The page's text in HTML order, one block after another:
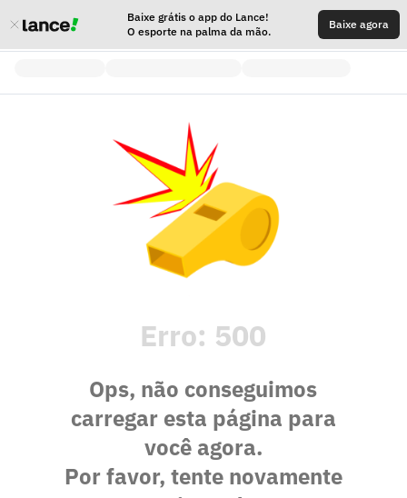
Baixe grátis o app do Lance!
O esporte na palma da mão.
Baixe agora
Erro: 500
Ops, não conseguimos
carregar esta página para
você agora.
Por favor, tente novamente